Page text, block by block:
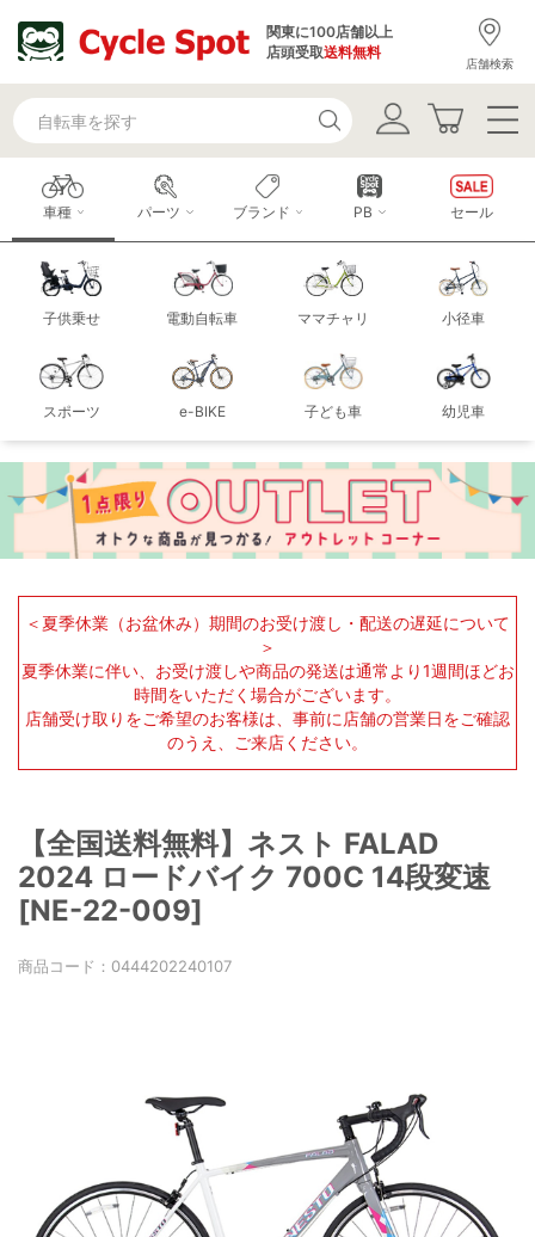
関東に100店舗以上
店頭受取送料無料
店舗検索
車種
子供乗せ 電動自転車 ママチャリ 小径車
スポーツ e-BIKE 子ども車 幼児車
パーツ ブランド PB セール
＜夏季休業（お盆休み）期間のお受け渡し・配送の遅延について
＞
夏季休業に伴い、お受け渡しや商品の発送は通常より1週間ほどお
時間をいただく場合がございます。
店舗受け取りをご希望のお客様は、事前に店舗の営業日をご確認
のうえ、ご来店ください。
【全国送料無料】ネスト FALAD
2024 ロードバイク 700C 14段変速
[NE-22-009]
商品コード： 0444202240107